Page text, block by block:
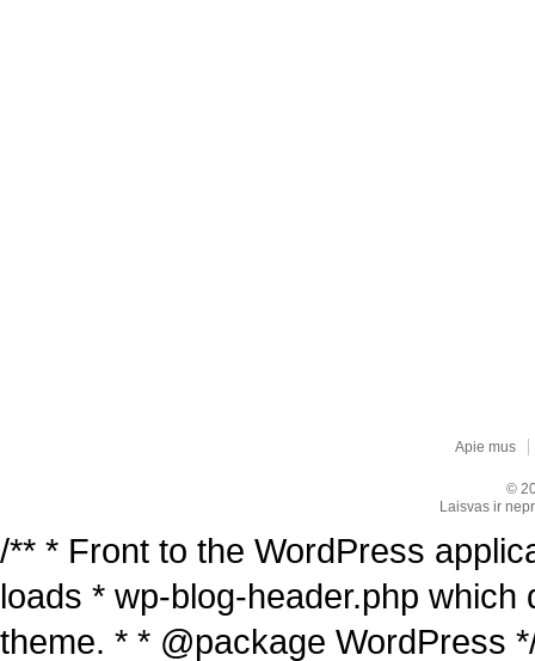
Apie mus
©
Laisvas ir
/** * Front to the WordPress
loads * wp-blog-header.php
theme. * * @package WordPress